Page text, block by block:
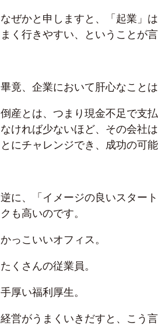
なぜかと申しますと、「起業」
まく行きやすい、ということが
畢竟、企業において肝心なこと
倒産とは、つまり現金不足で支
なければ少ないほど、その会社
とにチャレンジでき、成功の可
逆に、「イメージの良いスター
クも高いのです。
かっこいいオフィス。
たくさんの従業員。
手厚い福利厚生。
経営がうまくいきだすと、こう